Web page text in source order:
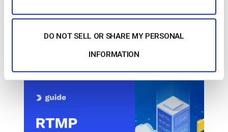
DO NOT SELL OR SHARE MY PERSONAL
INFORMATION
Hébergement de serveurs RTMP : Qu’est-
ce que c’est et comment y accéder